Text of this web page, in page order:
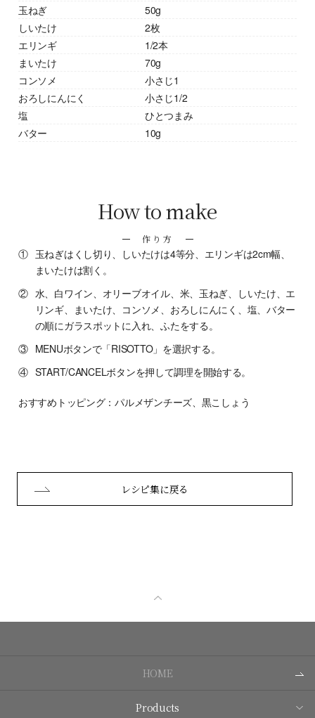
玉ねぎ
50g
しいたけ
2枚
エリンギ
1/2本
まいたけ
70g
コンソメ
小さじ1
おろしにんにく
小さじ1/2
塩
ひとつまみ
バター
10g
How to make
作り方
① 玉ねぎはくし切り、しいたけは4等分、エリンギは2cm幅、
まいたけは割く。
② 水、白ワイン、オリーブオイル、米、玉ねぎ、しいたけ、エ
リンギ、まいたけ、コンソメ、おろしにんにく、塩、バター
の順にガラスポットに入れ、ふたをする。
③ MENUボタンで「RISOTTO」を選択する。
④ START/CANCELボタンを押して調理を開始する。
おすすめトッピング：パルメザンチーズ、黒こしょう
レシピ集に戻る
HOME
Products